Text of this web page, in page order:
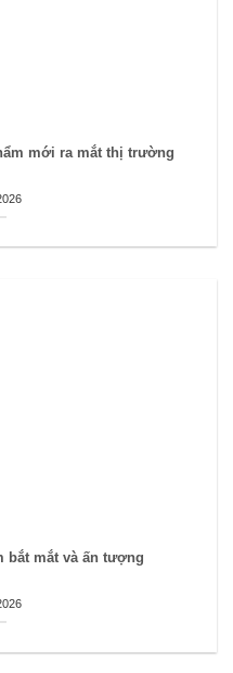
mới ra mắt thị trường
bắt mắt và ấn tượng